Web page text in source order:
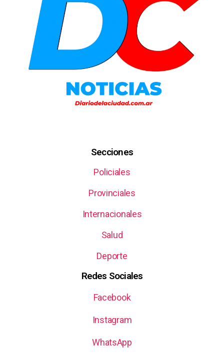
Secciones
Policiales
Provinciales
Internacionales
Salud
Deporte
Redes Sociales
Facebook
Instagram
WhatsApp